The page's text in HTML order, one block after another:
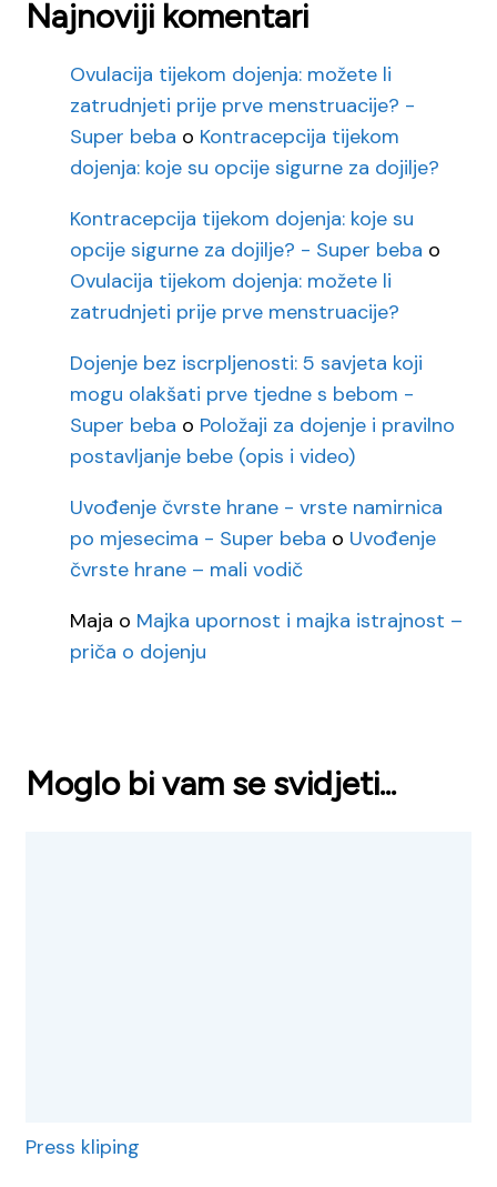
Najnoviji komentari
Ovulacija tijekom dojenja: možete li
zatrudnjeti prije prve menstruacije? -
Super beba o Kontracepcija tijekom
dojenja: koje su opcije sigurne za dojilje?
Kontracepcija tijekom dojenja: koje su
opcije sigurne za dojilje? - Super beba o
Ovulacija tijekom dojenja: možete li
zatrudnjeti prije prve menstruacije?
Dojenje bez iscrpljenosti: 5 savjeta koji
mogu olakšati prve tjedne s bebom -
Super beba o Položaji za dojenje i pravilno
postavljanje bebe (opis i video)
Uvođenje čvrste hrane - vrste namirnica
po mjesecima - Super beba o Uvođenje
čvrste hrane – mali vodič
Maja o Majka upornost i majka istrajnost –
priča o dojenju
Moglo bi vam se svidjeti...
Press kliping